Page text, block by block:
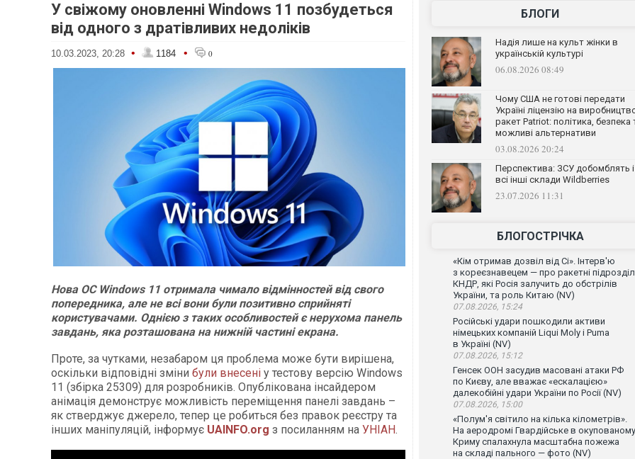
У свіжому оновленні Windows 11 позбудеться
від одного з дратівливих недоліків
10.03.2023, 20:28 • 1184 • 0
Нова ОС Windows 11 отримала чимало відмінностей від свого
попередника, але не всі вони були позитивно сприйняті
користувачами. Однією з таких особливостей є нерухома панель
завдань, яка розташована на нижній частині екрана.
Проте, за чутками, незабаром ця проблема може бути вирішена,
оскільки відповідні зміни були внесені у тестову версію Windows
11 (збірка 25309) для розробників. Опублікована інсайдером
анімація демонструє можливість переміщення панелі завдань –
як стверджує джерело, тепер це робиться без правок реєстру та
інших маніпуляцій, інформує UAINFO.org з посиланням на УНІАН.
БЛОГИ
Надія лише на культ жінки в
українській культурі
06.08.2026 08:49
Чому США не готові передати
Україні ліцензію на
ракет Patriot: політика, безпека
можливі альтернативи
03.08.2026 20:24
Перспектива: ЗСУ добомблять і
всі інші склади Wildberries
23.07.2026 11:31
БЛОГОСТРІЧКА
«Кім отримав дозвіл від Сі». Інтерв'ю
з кореєзнавецем — про ракетні
КНДР, які Росія залучить до обстрілів
України, та роль Китаю (NV)
07.08.2026, 15:24
Російські удари пошкодили активи
німецьких компаній Liqui Moly і Puma
в Україні (NV)
07.08.2026, 15:12
Генсек ООН засудив масовані атаки РФ
по Києву, але вважає «ескалацією»
далекобійні удари України по Росії (NV)
07.08.2026, 15:00
«Полум'я світило на кілька кілометрів».
На аеродромі Гвардійське в окупованому
Криму спалахнула масштабна пожежа
на складі пального — фото (NV)